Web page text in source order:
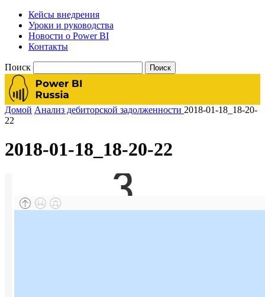
Кейсы внедрения
Уроки и руководства
Новости о Power BI
Контакты
Поиск
Домой Анализ дебиторской задолженности 2018-01-18_18-20-
22
2018-01-18_18-20-22